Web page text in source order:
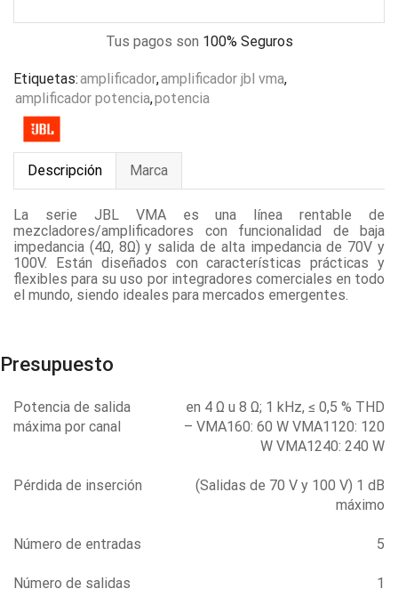
Tus pagos son 100% Seguros
Etiquetas:amplificador,amplificador jbl vma,
amplificador potencia,potencia
Descripción Marca
La serie JBL VMA es una línea rentable de
mezcladores/amplificadores con funcionalidad de baja
impedancia (4Ω, 8Ω) y salida de alta impedancia de 70V y
100V. Están diseñados con características prácticas y
flexibles para su uso por integradores comerciales en todo
el mundo, siendo ideales para mercados emergentes.
Presupuesto
Potencia de salida
máxima por canal
en 4 Ω u 8 Ω; 1 kHz, ≤ 0,5 % THD
– VMA160: 60 W VMA1120: 120
W VMA1240: 240 W
Pérdida de inserción
(Salidas de 70 V y 100 V) 1 dB
máximo
Número de entradas 5
Número de salidas 1